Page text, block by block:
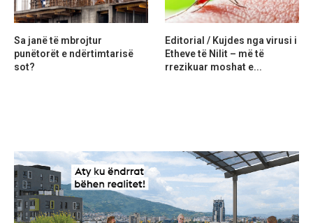
Sa janë të mbrojtur
punëtorët e ndërtimtarisë
sot?
Editorial / Kujdes nga virusi i
Etheve të Nilit – më të
rrezikuar moshat e...